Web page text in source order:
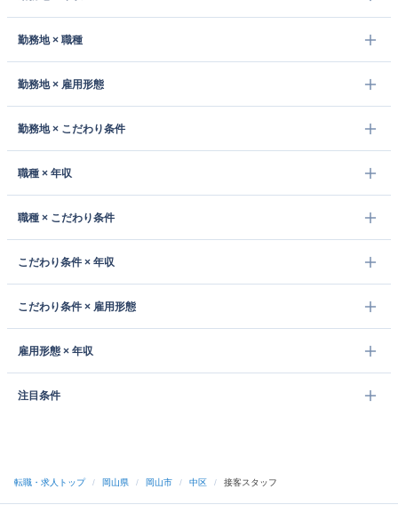
勤務地 × 職種
勤務地 × 雇用形態
勤務地 × こだわり条件
職種 × 年収
職種 × こだわり条件
こだわり条件 × 年収
こだわり条件 × 雇用形態
雇用形態 × 年収
注目条件
転職・求人トップ / 岡山県 / 岡山市 / 中区 / 接客スタッフ